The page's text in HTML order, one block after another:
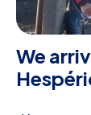
We